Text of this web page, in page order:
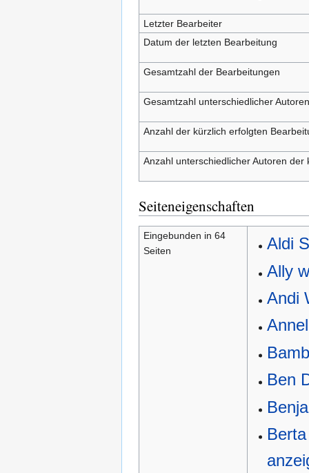
Letzter Bearbeiter
Datum der letzten Bearbeitung
Gesamtzahl der Bearbeitungen
Gesamtzahl unterschiedlicher Autoren
Anzahl der kürzlich erfolgten
Anzahl unterschiedlicher Autoren
Seiteneigenschaften
Eingebunden in 64
Seiten
Aldi
Ally
Andi
Ben